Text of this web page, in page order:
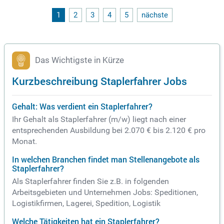
igkeit und Kommunikationsfähigkeiten machen dich zu eine
m wertvollen Teammitglied. Zudem verfügst du über einen F
1 2 3 4 5 nächste
Das Wichtigste in Kürze
Kurzbeschreibung Staplerfahrer Jobs
Gehalt: Was verdient ein Staplerfahrer?
Ihr Gehalt als Staplerfahrer (m/w) liegt nach einer
entsprechenden Ausbildung bei 2.070 € bis 2.120 € pro
Monat.
In welchen Branchen findet man Stellenangebote als
Staplerfahrer?
Als Staplerfahrer finden Sie z.B. in folgenden
Arbeitsgebieten und Unternehmen Jobs: Speditionen,
Logistikfirmen, Lagerei, Spedition, Logistik
Welche Tätigkeiten hat ein Staplerfahrer?